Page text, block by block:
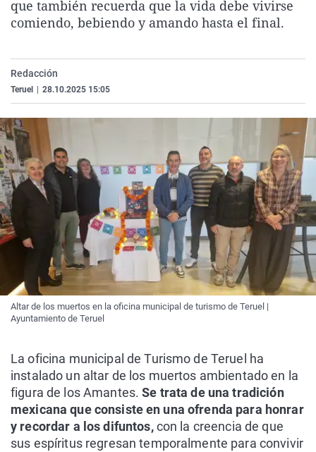
La rosa de los vientos
Como el perro y el
Caso
Equipo de
Extremadura
La Rioja
Virales
Elecciones
que también recuerda que la vida debe vivirse
comiendo, bebiendo y amando hasta el final.
Redacción
Teruel 28.10.2025 15:05
Altar de los muertos en la oficina municipal de turismo de Teruel |
Ayuntamiento de Teruel
La oficina municipal de Turismo de Teruel ha
instalado un altar de los muertos ambientado en la
figura de los Amantes.Se trata de una tradición
mexicana que consiste en una ofrenda para honrar
y recordar a los difuntos,con la creencia de que
sus espíritus regresan temporalmente para convivir